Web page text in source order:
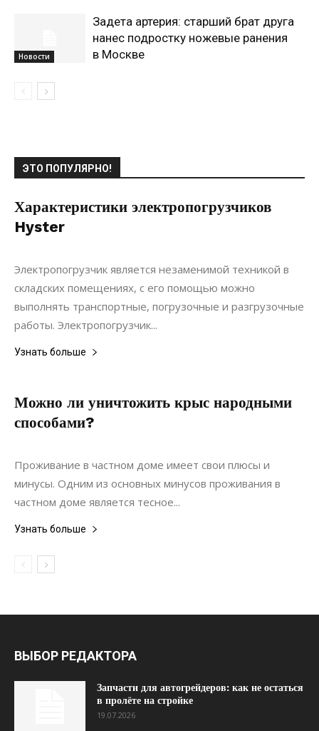
Новости
Задета артерия: старший брат друга
нанес подростку ножевые ранения
в Москве
ЭТО ПОПУЛЯРНО!
Характеристики электропогрузчиков
Hyster
09.04.2020
Электропогрузчик является незаменимой техникой в
складских помещениях, с его помощью можно
выполнять транспортные, погрузочные и разгрузочные
работы. Электропогрузчик...
Узнать больше
Можно ли уничтожить крыс народными
способами?
11.10.2020
Проживание в частном доме имеет свои плюсы и
минусы. Одним из основных минусов проживания в
частном доме является тесное...
Узнать больше
ВЫБОР РЕДАКТОРА
Запчасти для автогрейдеров: как не остаться
в пролёте на стройке
19.07.2026